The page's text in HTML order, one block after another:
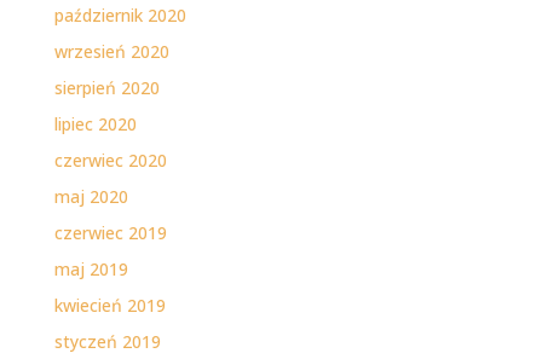
październik 2020
wrzesień 2020
sierpień 2020
lipiec 2020
czerwiec 2020
maj 2020
czerwiec 2019
maj 2019
kwiecień 2019
styczeń 2019